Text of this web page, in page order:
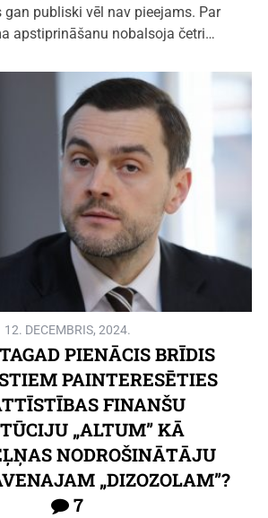
gan publiski vēl nav pieejams. Par
apstiprināšanu nobalsoja četri…
12. DECEMBRIS, 2024.
PIENĀCIS BRĪDIS
PAINTERESĒTIES
FINANŠU
„ALTUM” KĀ
NODROŠINĀTĀJU
„DIZOZOLAM”?
7